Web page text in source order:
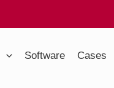
Software Cases